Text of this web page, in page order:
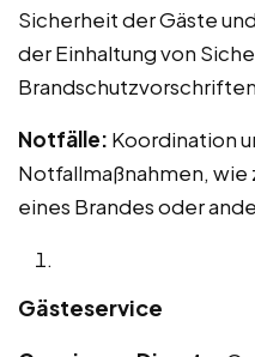
Sicherheit der Gäste
der Einhaltung von
Notfälle: Koordination
Notfallmaßnahmen, wie
eines Brandes oder
Gästeservice